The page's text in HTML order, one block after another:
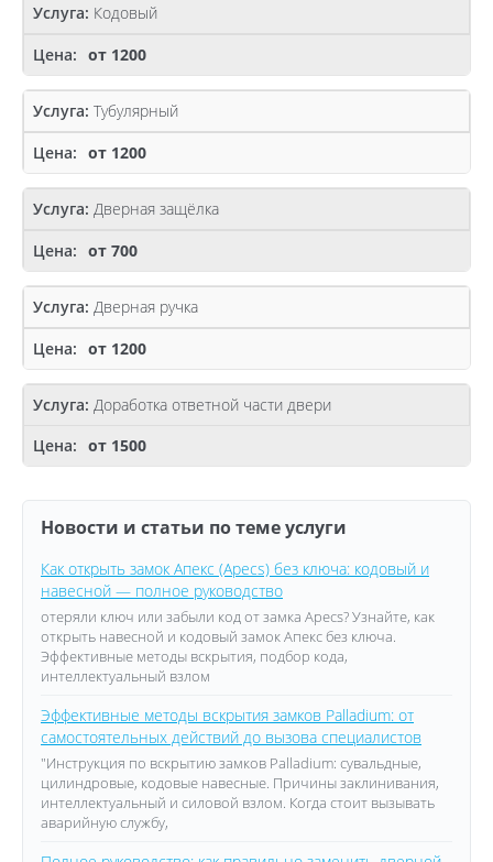
Кодовый
от 1200
Тубулярный
от 1200
Дверная защёлка
от 700
Дверная ручка
от 1200
Доработка ответной части двери
от 1500
Новости и статьи по теме услуги
Как открыть замок Апекс (Apecs) без ключа: кодовый и
навесной — полное руководство
отеряли ключ или забыли код от замка Apecs? Узнайте, как
открыть навесной и кодовый замок Апекс без ключа.
Эффективные методы вскрытия, подбор кода,
интеллектуальный взлом
Эффективные методы вскрытия замков Palladium: от
самостоятельных действий до вызова специалистов
"Инструкция по вскрытию замков Palladium: сувальдные,
цилиндровые, кодовые навесные. Причины заклинивания,
интеллектуальный и силовой взлом. Когда стоит вызывать
аварийную службу,